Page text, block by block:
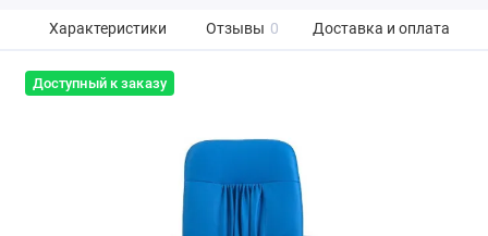
Характеристики Отзывы 0 Доставка и оплата
Доступный к заказу